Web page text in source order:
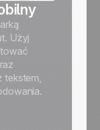
Użyj
tekstem,